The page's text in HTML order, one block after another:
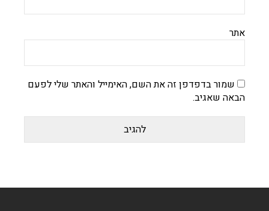
אתר
שמור בדפדפן זה את השם, האימייל והאתר שלי לפעם
הבאה שאגיב.